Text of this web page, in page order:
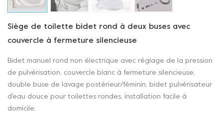
Siège de toilette bidet rond à deux buses avec
couvercle à fermeture silencieuse
Bidet manuel rond non électrique avec réglage de la pression
de pulvérisation, couvercle blanc à fermeture silencieuse,
double buse de lavage postérieur/féminin, bidet pulvérisateur
d'eau douce pour toilettes rondes, installation facile à
domicile.